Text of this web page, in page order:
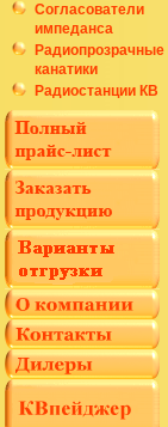
Согласователи
импеданса
Радиопрозрачные
канатики
Радиостанции КВ